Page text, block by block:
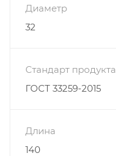
Диаметр
32
Стандарт продукта
ГОСТ 33259-2015
Длина
140